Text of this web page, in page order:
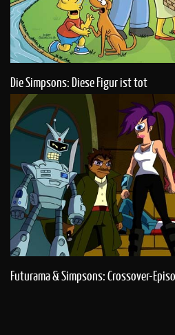
Die Simpsons: Diese Figur ist tot
Futurama & Simpsons: Crossover-